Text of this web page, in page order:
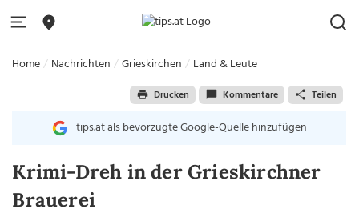
Home Nachrichten Grieskirchen Land & Leute
Drucken Kommentare Teilen
tips.at als bevorzugte Google-Quelle hinzufügen
Krimi-Dreh in der Grieskirchner
Brauerei